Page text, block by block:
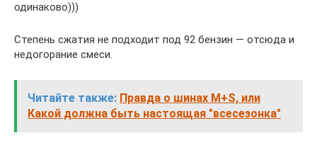
одинаково)))
Степень сжатия не подходит под 92 бензин — отсюда и
недогорание смеси.
Читайте также: Правда о шинах M+S, или
Какой должна быть настоящая "всесезонка"